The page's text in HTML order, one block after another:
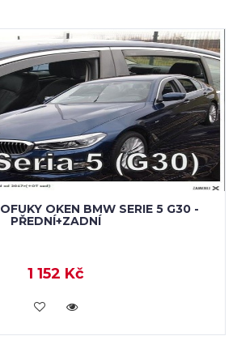
OKEN BMW SERIE 5 G30 -
PŘEDNÍ+ZADNÍ
1 152 Kč
KOUPIT